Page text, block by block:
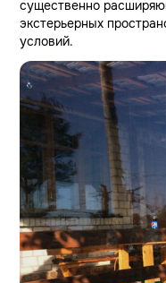
существенно
экстерьерных
условий.